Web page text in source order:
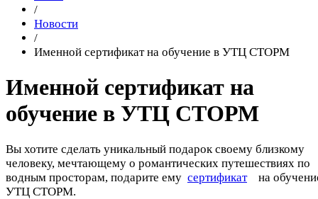
/
Новости
/
Именной сертификат на обучение в УТЦ СТОРМ
Именной сертификат на
обучение в УТЦ СТОРМ
Вы хотите сделать уникальный подарок своему близкому
человеку, мечтающему о романтических путешествиях по
водным просторам, подарите ему сертификатна
УТЦ СТОРМ.